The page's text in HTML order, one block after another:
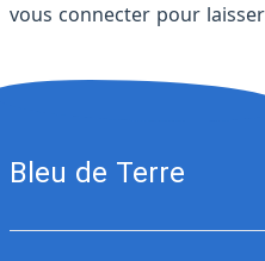
vous connecter pour
Bleu de Terre